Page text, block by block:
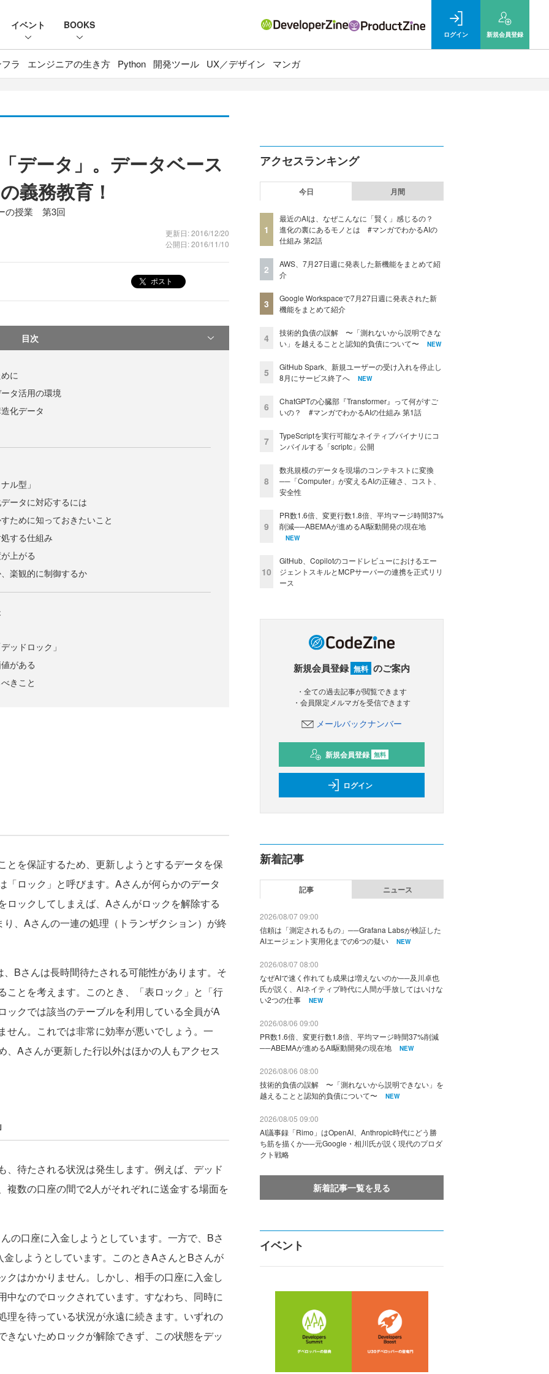
イベント BOOKS
ログイン 新規会員登録
ラ エンジニアの生き方 Python 開発ツール UX／デザイン マンガ
データ」。データベース
義務教育！
の授業 第3回
更新日: 2016/12/20
公開日: 2016/11/10
ポスト
目次
に
タ活用の環境
化データ
ル型」
ータに対応するには
ために知っておきたいこと
する仕組み
上がる
楽観的に制御するか
ッドロック」
がある
きこと
を保証するため、更新しようとするデータを保
「ロック」と呼びます。Aさんが何らかのデータ
ロックしてしまえば、Aさんがロックを解除する
、Aさんの一連の処理（トランザクション）が終
Bさんは長時間待たされる可能性があります。そ
ことを考えます。このとき、「表ロック」と「行
ックでは該当のテーブルを利用している全員がA
せん。これでは非常に効率が悪いでしょう。一
、Aさんが更新した行以外はほかの人もアクセス
待たされる状況は発生します。例えば、デッド
複数の口座の間で2人がそれぞれに送金する場面を
口座に入金しようとしています。一方で、Bさ
しようとしています。このときAさんとBさんが
クはかかりません。しかし、相手の口座に入金し
中なのでロックされています。すなわち、同時に
理を待っている状況が永遠に続きます。いずれの
きないためロックが解除できず、この状態をデッ
アクセスランキング
今日 月間
1
最近のAIは、なぜこんなに「賢く」感じるの？
進化の裏にあるモノとは #マンガでわかるAIの
仕組み 第2話
2
AWS、7月27日週に発表した新機能をまとめて紹
介
3
Google Workspaceで7月27日週に発表された新
機能をまとめて紹介
4
技術的負債の誤解 〜「測れないから説明できな
い」を越えることと認知的負債について〜
NEW
5
GitHub Spark、新規ユーザーの受け入れを停止し
8月にサービス終了へ
NEW
6
ChatGPTの心臓部『Transformer』って何がすご
いの？ #マンガでわかるAIの仕組み 第1話
7
TypeScriptを実行可能なネイティブバイナリにコ
ンパイルする「scriptc」公開
8
数兆規模のデータを現場のコンテキストに変換
──「Computer」が変えるAIの正確さ、コスト、
安全性
9
PR数1.6倍、変更行数1.8倍、平均マージ時間37%
削減──ABEMAが進めるAI駆動開発の現在地
NEW
10
GitHub、Copilotのコードレビューにおけるエー
ジェントスキルとMCPサーバーの連携を正式リリ
ース
新規会員登録 無料 のご案内
・全ての過去記事が閲覧できます
・会員限定メルマガを受信できます
メールバックナンバー
新規会員登録 無料
ログイン
新着記事
記事 ニュース
2026/08/07 09:00
信頼は「測定されるもの」──Grafana Labsが検証した
AIエージェント実用化までの6つの疑い
NEW
2026/08/07 08:00
なぜAIで速く作れても成果は増えないのか──及川卓也
氏が説く、AIネイティブ時代に人間が手放してはいけな
い2つの仕事
NEW
2026/08/06 09:00
PR数1.6倍、変更行数1.8倍、平均マージ時間37%削減
──ABEMAが進めるAI駆動開発の現在地
NEW
2026/08/06 08:00
技術的負債の誤解 〜「測れないから説明できない」を
越えることと認知的負債について〜
NEW
2026/08/05 09:00
AI議事録「Rimo」はOpenAI、Anthropic時代にどう勝
ち筋を描くか──元Google・相川氏が説く現代のプロダ
クト戦略
新着記事一覧を見る
イベント